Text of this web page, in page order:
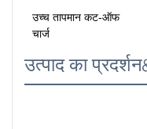
उच्च तापमान कट-ऑफ
चार्ज
उत्पाद का